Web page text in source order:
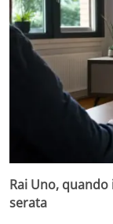
Rai Uno,
serata